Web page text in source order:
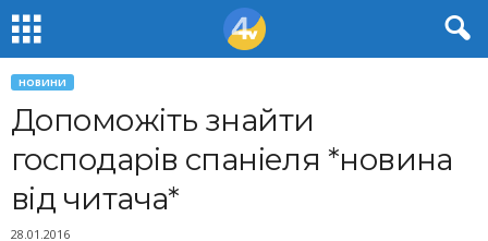
НОВИНИ
Допоможіть знайти
господарів спаніеля *новина
від читача*
28.01.2016